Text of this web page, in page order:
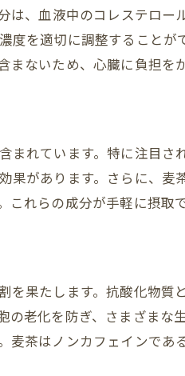
毎日飲むこと
生活習慣病予
腸内環境を整
朝の一杯で元
麦茶が美容に与え
美肌効果をも
美白効果を促
麦茶で内側か
美容と健康を
は、血液中のコレステロ
度を適切に調整すること
ないため、心臓に負担を
まれています。特に注目
果があります。さらに、
れらの成分が手軽に摂取
を果たします。抗酸化物
の老化を防ぎ、さまざま
麦茶はノンカフェインで